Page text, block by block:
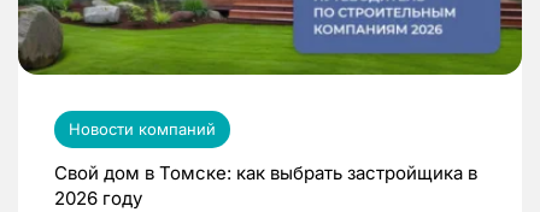
Новости компаний
Свой дом в Томске: как выбрать застройщика в
2026 году